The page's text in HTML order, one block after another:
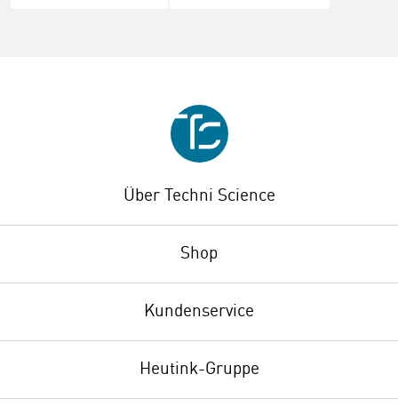
Über Techni Science
Shop
Kundenservice
Heutink-Gruppe